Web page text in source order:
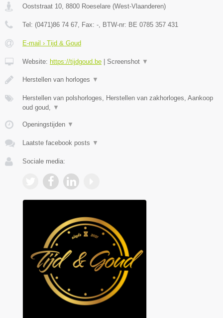
Ooststraat 10 8800 Roeselare (West-Vlaanderen)
Tel: (0471)86 74 67 , Fax: - , BTW-nr: BE 0785 357 431
E-mail › Tijd & Goud
Website: https://tijdgoud.be | Screenshot ▼
Herstellen van horloges ▼
Herstellen van polshorloges, Herstellen van zakhorloges, Aankoop
oud goud,
▼
Openingstijden ▼
Laatste facebook posts ▼
Sociale media: